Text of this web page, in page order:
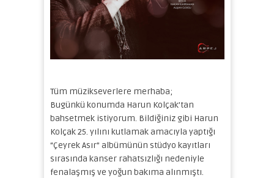
Tüm müzikseverlere merhaba;
Bugünkü konumda Harun Kolçak’tan
bahsetmek istiyorum. Bildiğiniz gibi Harun
Kolçak 25. yılını kutlamak amacıyla yaptığı
“Çeyrek Asır” albümünün stüdyo kayıtları
sırasında kanser rahatsızlığı nedeniyle
fenalaşmış ve yoğun bakıma alınmıştı.